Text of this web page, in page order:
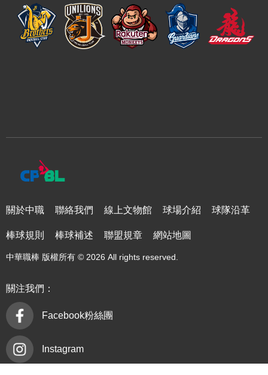
關於中職 聯絡我們 線上文物館 球場介紹 球隊沿革
棒球規則 棒球補述 聯盟規章 網站地圖
中華職棒 版權所有 © 2026 All rights reserved.
關注我們：
Facebook粉絲團
Instagram